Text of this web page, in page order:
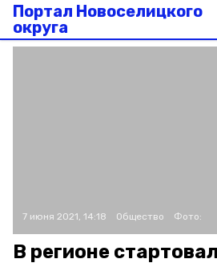
Портал Новоселицкого
округа
7 июня 2021, 14:18 Общество Фото:
В регионе